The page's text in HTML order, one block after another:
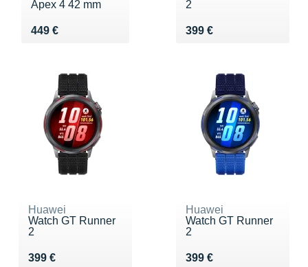
Apex 4 42 mm
449 €
Vendu 449 €
2
399 €
Vendu 399 €
Huawei
Watch GT Runner
2
399 €
Vendu 399 €
Huawei
Watch GT Runner
2
399 €
Vendu 399 €